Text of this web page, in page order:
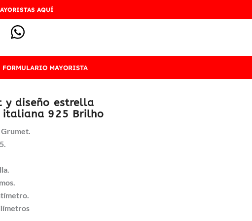
AQUÍ
FORMULARIO MAYORISTA
y diseño estrella
925 Brilho
Grumet.